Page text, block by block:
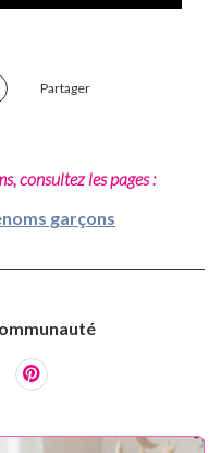
Partager
consultez les pages :
garçons